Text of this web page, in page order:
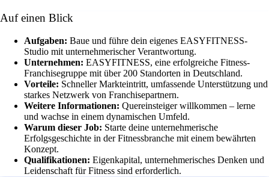
Auf einen Blick
Aufgaben: Baue und führe dein eigenes EASYFITNESS-
Studio mit unternehmerischer Verantwortung.
Unternehmen: EASYFITNESS, eine erfolgreiche Fitness-
Franchisegruppe mit über 200 Standorten in Deutschland.
Vorteile: Schneller Markteintritt, umfassende Unterstützung und
starkes Netzwerk von Franchisepartnern.
Weitere Informationen: Quereinsteiger willkommen – lerne
und wachse in einem dynamischen Umfeld.
Warum dieser Job: Starte deine unternehmerische
Erfolgsgeschichte in der Fitnessbranche mit einem bewährten
Konzept.
Qualifikationen: Eigenkapital, unternehmerisches Denken und
Leidenschaft für Fitness sind erforderlich.